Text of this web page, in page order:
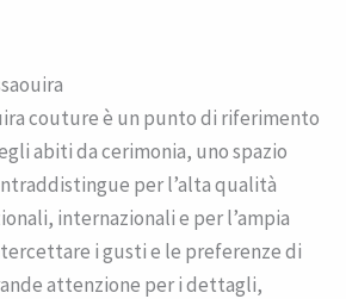
couture è un punto di riferimento
abiti da cerimonia, uno spazio
per l’alta qualità
internazionali e per l’ampia
i gusti e le preferenze di
attenzione per i dettagli,